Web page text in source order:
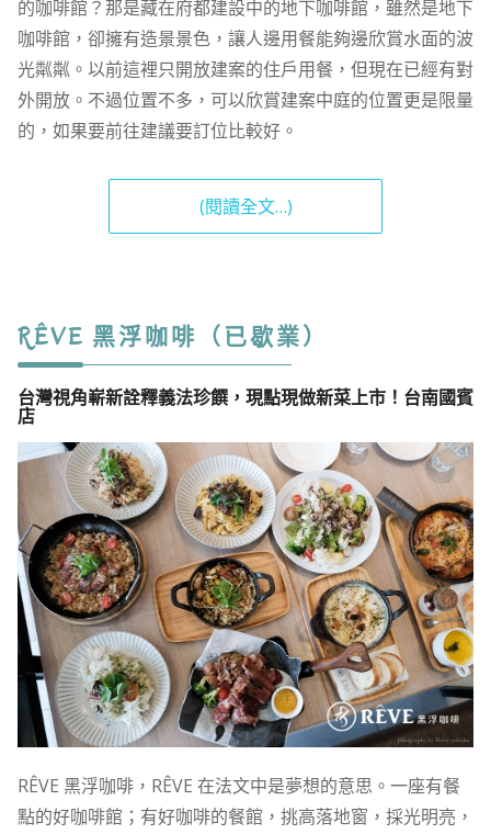
的咖啡館？那是藏在府都建設中的地下咖啡館，雖然是地下
咖啡館，卻擁有造景景色，讓人邊用餐能夠邊欣賞水面的波
光粼粼。以前這裡只開放建案的住戶用餐，但現在已經有對
外開放。不過位置不多，可以欣賞建案中庭的位置更是限量
的，如果要前往建議要訂位比較好。
(閱讀全文…)
RÊVE 黑浮咖啡 （已歇業）
台灣視角嶄新詮釋義法珍饌，現點現做新菜上市！台南國賓
店
RÊVE 黑浮咖啡，RÊVE 在法文中是夢想的意思。一座有餐
點的好咖啡館；有好咖啡的餐館，挑高落地窗，採光明亮，